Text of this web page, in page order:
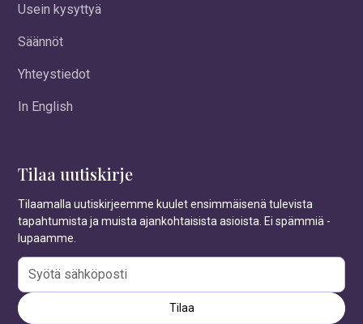
Usein kysyttyä
Säännöt
Yhteystiedot
In English
Tilaa uutiskirje
Tilaamalla uutiskirjeemme kuulet ensimmäisenä tulevista
tapahtumista ja muista ajankohtaisista asioista. Ei spämmiä -
lupaamme.